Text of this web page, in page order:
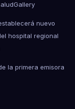
Gallery
nuevo
hospital regional
la primera emisora